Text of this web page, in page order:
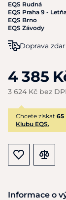
EQS Rudná
EQS Praha 9 -
EQS Brno
EQS Závody
Doprava
4 385
3 624 Kč bez
Chcete získat 65
Klubu EQS.
Informace o